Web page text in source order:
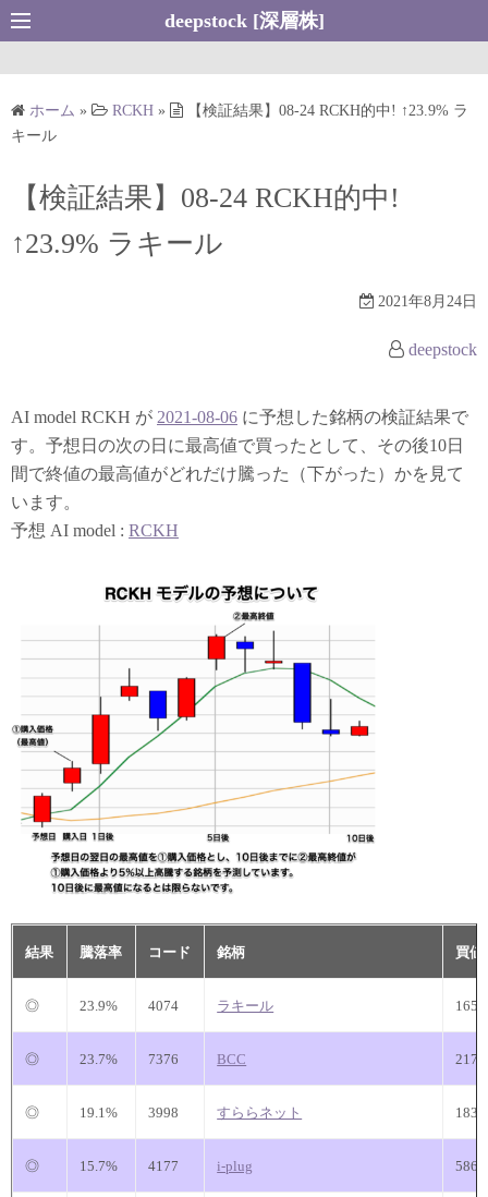
コ
ン
ッ
deepstock [深層株]
ホーム » RCKH »
【検証結果】08-24 RCKH的中! ↑23.9% ラ
キール
【検証結果】08-24 RCKH的中!
↑23.9% ラキール
2021年8月24日
deepstock
AI model RCKH が 2021-08-06 に予想した銘柄の検証結果で
す。予想日の次の日に最高値で買ったとして、その後10日
間で終値の最高値がどれだけ騰った（下がった）かを見て
います。
予想 AI model : RCKH
結果 騰落率 コード 銘柄 買
◎ 23.9% 4074 ラキール
◎ 23.7% 7376 BCC
◎ 19.1% 3998 すららネット
◎ 15.7% 4177 i-plug